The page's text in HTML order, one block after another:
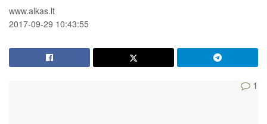
www.alkas.lt
2017-09-29 10:43:55
1